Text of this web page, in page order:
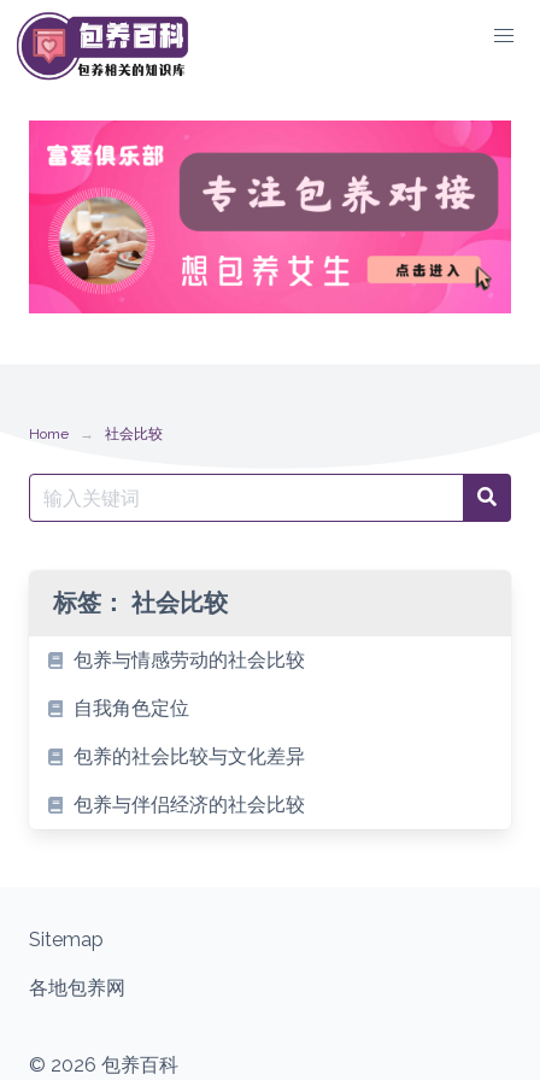
Skip
to
content
Home 社会比较
Search
for:
标签： 社会比较
包养与情感劳动的社会比较
自我角色定位
包养的社会比较与文化差异
包养与伴侣经济的社会比较
© 2026 包养百科
Sitemap
各地包养网